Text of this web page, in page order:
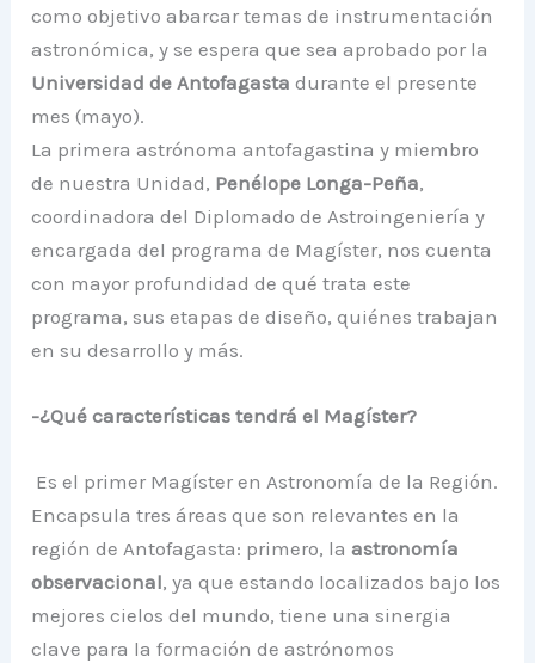
como objetivo abarcar temas de instrumentación
astronómica, y se espera que sea aprobado por la
Universidad de Antofagasta durante el presente
mes (mayo).
La primera astrónoma antofagastina y miembro
de nuestra Unidad, Penélope Longa-Peña,
coordinadora del Diplomado de Astroingeniería y
encargada del programa de Magíster, nos cuenta
con mayor profundidad de qué trata este
programa, sus etapas de diseño, quiénes trabajan
en su desarrollo y más.
-¿Qué características tendrá el Magíster?
Es el primer Magíster en Astronomía de la Región.
Encapsula tres áreas que son relevantes en la
región de Antofagasta: primero, laastronomía
observacional, ya que estando localizados bajo los
mejores cielos del mundo, tiene una sinergia
clave para la formación de astrónomos